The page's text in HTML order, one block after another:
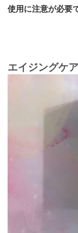
使用に注意が必要
エイジングケ